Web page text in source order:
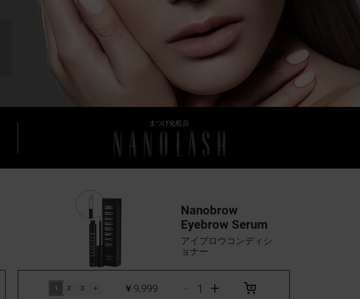
まつげ化粧品
Nanobrow
Eyebrow Serum
アイブロウコンディシ
ョナー
1 2 3 + ￥9,999 +